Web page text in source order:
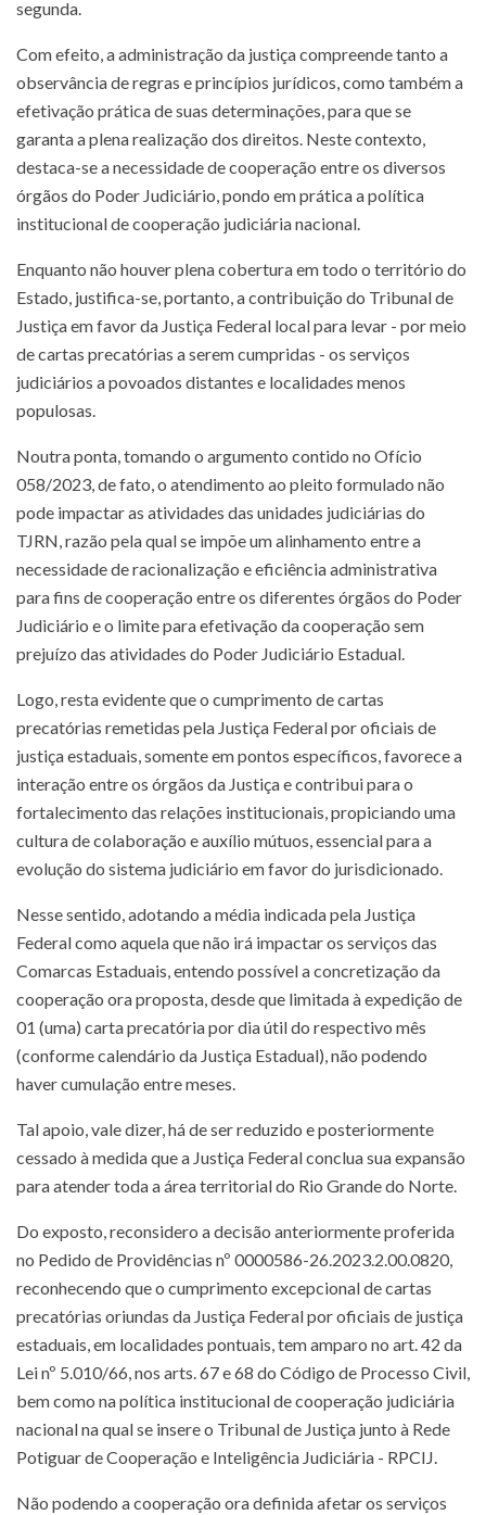
segunda.
Com efeito, a administração da justiça compreende tanto a
observância de regras e princípios jurídicos, como também a
efetivação prática de suas determinações, para que se
garanta a plena realização dos direitos. Neste contexto,
destaca-se a necessidade de cooperação entre os diversos
órgãos do Poder Judiciário, pondo em prática a política
institucional de cooperação judiciária nacional.
Enquanto não houver plena cobertura em todo o território do
Estado, justifica-se, portanto, a contribuição do Tribunal de
Justiça em favor da Justiça Federal local para levar - por meio
de cartas precatórias a serem cumpridas - os serviços
judiciários a povoados distantes e localidades menos
populosas.
Noutra ponta, tomando o argumento contido no Ofício
058/2023, de fato, o atendimento ao pleito formulado não
pode impactar as atividades das unidades judiciárias do
TJRN, razão pela qual se impõe um alinhamento entre a
necessidade de racionalização e eficiência administrativa
para fins de cooperação entre os diferentes órgãos do Poder
Judiciário e o limite para efetivação da cooperação sem
prejuízo das atividades do Poder Judiciário Estadual.
Logo, resta evidente que o cumprimento de cartas
precatórias remetidas pela Justiça Federal por oficiais de
justiça estaduais, somente em pontos específicos, favorece a
interação entre os órgãos da Justiça e contribui para o
fortalecimento das relações institucionais, propiciando uma
cultura de colaboração e auxílio mútuos, essencial para a
evolução do sistema judiciário em favor do jurisdicionado.
Nesse sentido, adotando a média indicada pela Justiça
Federal como aquela que não irá impactar os serviços das
Comarcas Estaduais, entendo possível a concretização da
cooperação ora proposta, desde que limitada à expedição de
01 (uma) carta precatória por dia útil do respectivo mês
(conforme calendário da Justiça Estadual), não podendo
haver cumulação entre meses.
Tal apoio, vale dizer, há de ser reduzido e posteriormente
cessado à medida que a Justiça Federal conclua sua expansão
para atender toda a área territorial do Rio Grande do Norte.
Do exposto, reconsidero a decisão anteriormente proferida
no Pedido de Providências nº 0000586-26.2023.2.00.0820,
reconhecendo que o cumprimento excepcional de cartas
precatórias oriundas da Justiça Federal por oficiais de justiça
estaduais, em localidades pontuais, tem amparo no art. 42 da
Lei nº 5.010/66, nos arts. 67 e 68 do Código de Processo Civil,
bem como na política institucional de cooperação judiciária
nacional na qual se insere o Tribunal de Justiça junto à Rede
Potiguar de Cooperação e Inteligência Judiciária - RPCIJ.
Não podendo a cooperação ora definida afetar os serviços